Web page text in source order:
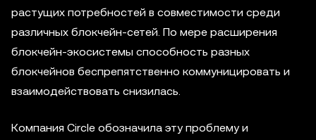
растущих потребностей в совместимости среди
различных блокчейн-сетей. По мере расширения
блокчейн-экосистемы способность разных
блокчейнов беспрепятственно коммуницировать и
взаимодействовать снизилась.
Компания Circle обозначила эту проблему и